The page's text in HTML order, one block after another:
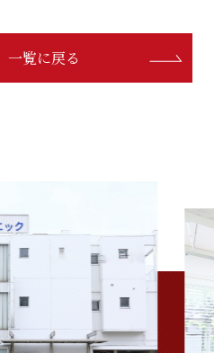
一覧に戻る